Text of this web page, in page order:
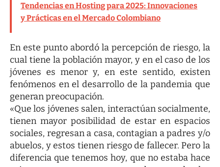
Tendencias en Hosting para 2025: Innovaciones
y Prácticas en el Mercado Colombiano
En este punto abordó la percepción de riesgo, la
cual tiene la población mayor, y en el caso de los
jóvenes es menor y, en este sentido, existen
fenómenos en el desarrollo de la pandemia que
generan preocupación.
«Que los jóvenes salen, interactúan socialmente,
tienen mayor posibilidad de estar en espacios
sociales, regresan a casa, contagian a padres y/o
abuelos, y estos tienen riesgo de fallecer. Pero la
diferencia que tenemos hoy, que no estaba hace